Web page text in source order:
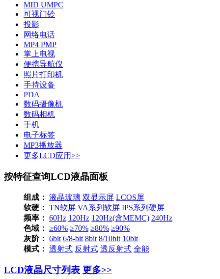
MID UMPC
可视门铃
投影
网络电话
MP4 PMP
掌上电视
便携导航仪
照片打印机
手持设备
PDA
数码摄像机
数码相机
手机
电子标签
MP3播放器
更多LCD应用>>
按特征查询LCD液晶面板
组成： 液晶玻璃 双显示屏 LCOS屏
软硬： TN软屏 VA系列软屏 IPS系列硬屏
频率： 60Hz 120Hz 120Hz(含MEMC) 240Hz
色域： ≥60% ≥70% ≥80% ≥90%
灰阶： 6bit 6/8-bit 8bit 8/10bit 10bit
模式： 透射式 反射式 透反射式 全能
LCD液晶尺寸列表 更多>>